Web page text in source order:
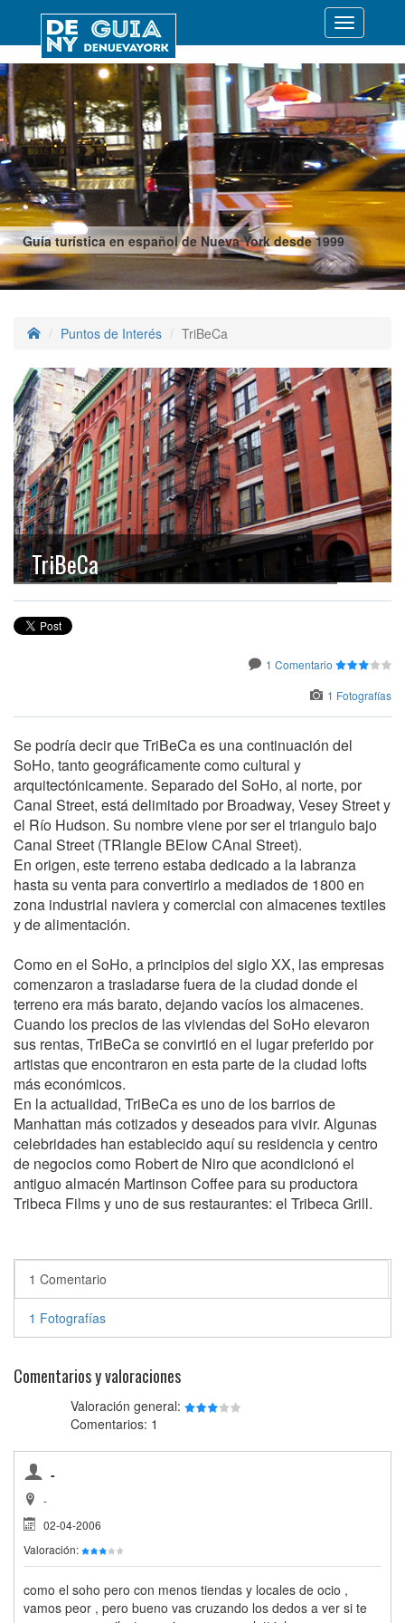
Guía turística en español de Nueva York desde 1999
Desplegar
Puntos de Interés TriBeCa
TriBeCa
1 Comentario
1 Fotografías
Se podría decir que TriBeCa es una continuación del
SoHo, tanto geográficamente como cultural y
arquitectónicamente. Separado del SoHo, al norte, por
Canal Street, está delimitado por Broadway, Vesey Street y
el Río Hudson. Su nombre viene por ser el triangulo bajo
Canal Street (TRIangle BElow CAnal Street).
En origen, este terreno estaba dedicado a la labranza
hasta su venta para convertirlo a mediados de 1800 en
zona industrial naviera y comercial con almacenes textiles
y de alimentación.
Como en el SoHo, a principios del siglo XX, las empresas
comenzaron a trasladarse fuera de la ciudad donde el
terreno era más barato, dejando vacíos los almacenes.
Cuando los precios de las viviendas del SoHo elevaron
sus rentas, TriBeCa se convirtió en el lugar preferido por
artistas que encontraron en esta parte de la ciudad lofts
más económicos.
En la actualidad, TriBeCa es uno de los barrios de
Manhattan más cotizados y deseados para vivir. Algunas
celebridades han establecido aquí su residencia y centro
de negocios como Robert de Niro que acondicionó el
antiguo almacén Martinson Coffee para su productora
Tribeca Films y uno de sus restaurantes: el Tribeca Grill.
1 Comentario
1 Fotografías
Comentarios y valoraciones
Valoración general:
Comentarios: 1
-
-
02-04-2006
Valoración:
como el soho pero con menos tiendas y locales de ocio ,
vamos peor , pero bueno vas cruzando los dedos a ver si te